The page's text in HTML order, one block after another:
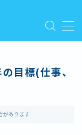
目標(仕事、
があります